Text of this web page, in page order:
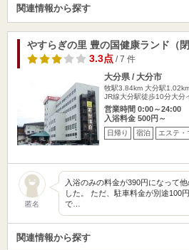
関連情報から探す
やすらぎの里 豊の国健康ランド（閉
3.3点/ 7 件
大分県 / 大分市
牧駅3.84km 大分駅
JR線大分駅徒歩10分大分
営業時間 0:00～24:00
入浴料金 500円～
日帰り 宿泊 エステ・
匿名
入浴のみの料金が390円になって
した。 ただ、駐車料金が別途100
で…
関連情報から探す